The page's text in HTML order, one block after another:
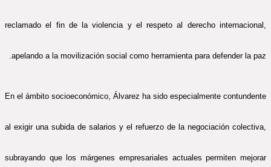
reclamado el fin de la violencia y el respeto al derecho internacional,
apelando a la movilización social como herramienta para defender la paz.
En el ámbito socioeconómico, Álvarez ha sido especialmente contundente
al exigir una subida de salarios y el refuerzo de la negociación colectiva,
subrayando que los márgenes empresariales actuales permiten mejorar